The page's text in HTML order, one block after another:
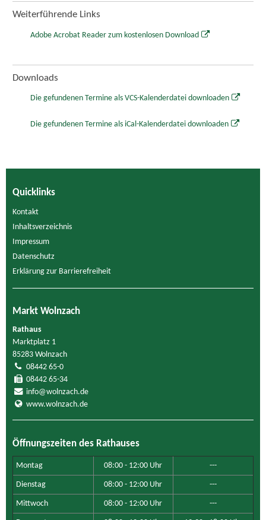
Weiterführende Links
Adobe Acrobat Reader zum kostenlosen Download
Downloads
Die gefundenen Termine als VCS-Kalenderdatei downloaden
Die gefundenen Termine als iCal-Kalenderdatei downloaden
Quicklinks
Kontakt
Inhaltsverzeichnis
Impressum
Datenschutz
Erklärung zur Barrierefreiheit
Markt Wolnzach
Rathaus
Marktplatz 1
85283 Wolnzach
08442 65-0
08442 65-34
info@wolnzach.de
www.wolnzach.de
Öffnungszeiten des Rathauses
Montag 08:00 - 12:00 Uhr ---
Dienstag 08:00 - 12:00 Uhr ---
Mittwoch 08:00 - 12:00 Uhr ---